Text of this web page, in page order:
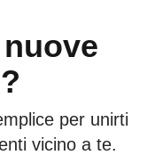
per unirti
vicino a te.